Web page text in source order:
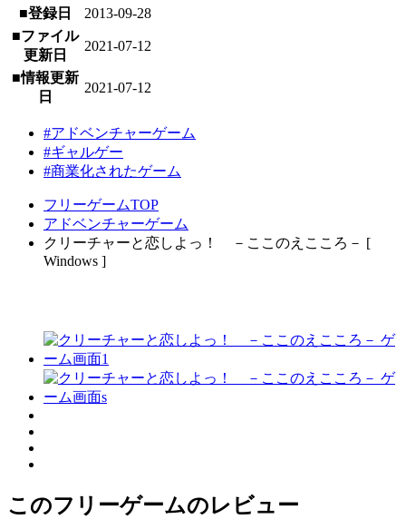
■登録日
2013-09-28
■ファイル
更新日
2021-07-12
■情報更新
日
2021-07-12
#アドベンチャーゲーム
#ギャルゲー
#商業化されたゲーム
フリーゲームTOP
アドベンチャーゲーム
クリーチャーと恋しよっ！ －ここのえこころ－ [
Windows ]
このフリーゲームのレビュー